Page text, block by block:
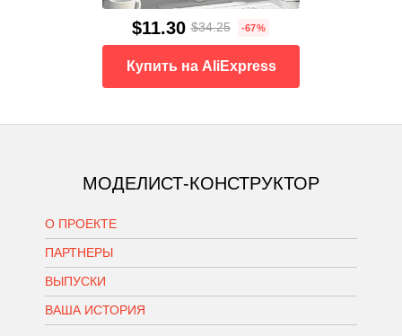
$11.30 $34.25 -67%
Купить на AliExpress
МОДЕЛИСТ-КОНСТРУКТОР
О ПРОЕКТЕ
ПАРТНЕРЫ
ВЫПУСКИ
ВАША ИСТОРИЯ